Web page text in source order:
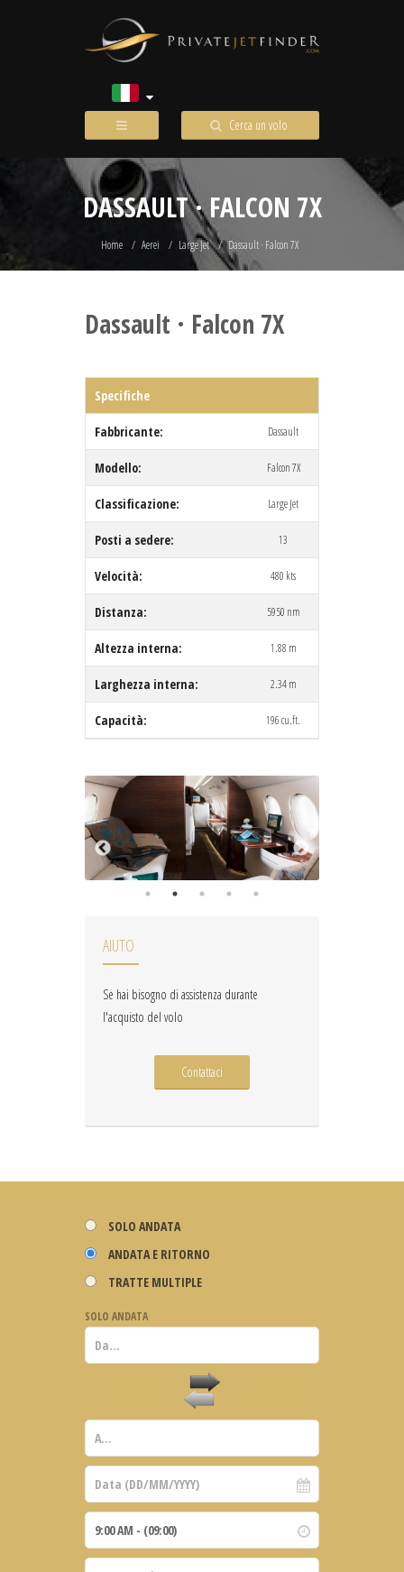
Cerca un volo
DASSAULT · FALCON 7X
Home Aerei Large Jet Dassault · Falcon 7X
Dassault · Falcon 7X
Specifiche
Fabbricante: Dassault
Modello: Falcon 7X
Classificazione: Large Jet
Posti a sedere: 13
Velocità: 480 kts
Distanza: 5950 nm
Altezza interna: 1.88 m
Larghezza interna: 2.34 m
Capacità: 196 cu.ft.
AIUTO
Se hai bisogno di assistenza durante
l'acquisto del volo
Contattaci
SOLO ANDATA
ANDATA E RITORNO
TRATTE MULTIPLE
SOLO ANDATA